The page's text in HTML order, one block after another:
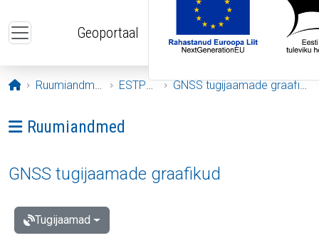
Geoportaal
Avaleht
Ruumiandmed ESTPOS GNSS tugijaamade graafikud
Ava menüü: Ruumiandmed
Ruumiandmed
GNSS tugijaamade graafikud
Tugijaamad